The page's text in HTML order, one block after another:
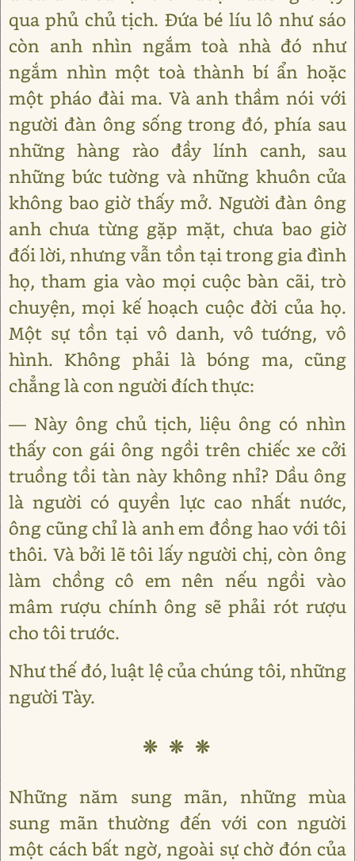
qua phủ chủ tịch. Đứa bé líu lô như sáo
còn anh nhìn ngắm toà nhà đó như
ngắm nhìn một toà thành bí ẩn hoặc
một pháo đài ma. Và anh thầm nói với
người đàn ông sống trong đó, phía sau
những hàng rào đầy lính canh, sau
những bức tường và những khuôn cửa
không bao giờ thấy mở. Người đàn ông
anh chưa từng gặp mặt, chưa bao giờ
đối lời, nhưng vẫn tồn tại trong gia đình
họ, tham gia vào mọi cuộc bàn cãi, trò
chuyện, mọi kế hoạch cuộc đời của họ.
Một sự tồn tại vô danh, vô tướng, vô
hình. Không phải là bóng ma, cũng
chẳng là con người đích thực:
― Này ông chủ tịch, liệu ông có nhìn
thấy con gái ông ngồi trên chiếc xe cởi
truồng tồi tàn này không nhỉ? Dầu ông
là người có quyền lực cao nhất nước,
ông cũng chỉ là anh em đồng hao với tôi
thôi. Và bởi lẽ tôi lấy người chị, còn ông
làm chồng cô em nên nếu ngồi vào
mâm rượu chính ông sẽ phải rót rượu
cho tôi trước.
Như thế đó, luật lệ của chúng tôi, những
người Tày.
❊ ❊ ❊
Những năm sung mãn, những mùa
sung mãn thường đến với con người
một cách bất ngờ, ngoài sự chờ đón của